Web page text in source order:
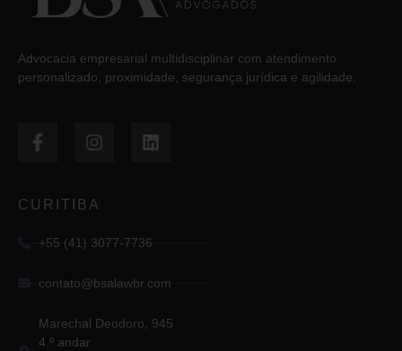
Advocacia empresarial multidisciplinar com atendimento
personalizado, proximidade, segurança jurídica e agilidade.
CURITIBA
+55 (41) 3077-7736
contato@bsalawbr.com
Marechal Deodoro, 945
4.º andar